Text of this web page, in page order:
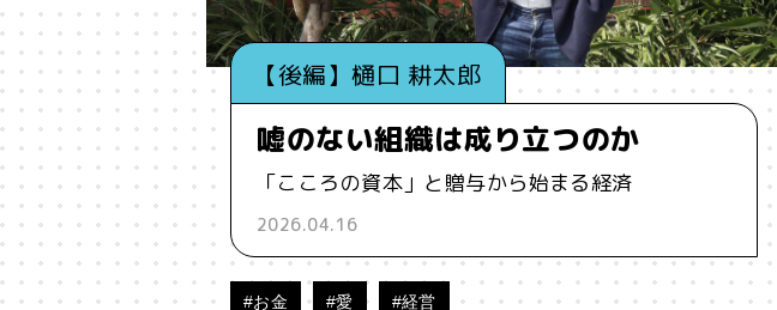
#お笑い #お笑い芸人 #お金 #カルチャー #キャリア
#タンザニア
#バイアス #ハイパーパーソナライゼーション
【後編】樋口 耕太郎
嘘のない組織は成り立つのか
「こころの資本」と贈与から始まる経済
2026.04.16
#お金 #愛 #経営